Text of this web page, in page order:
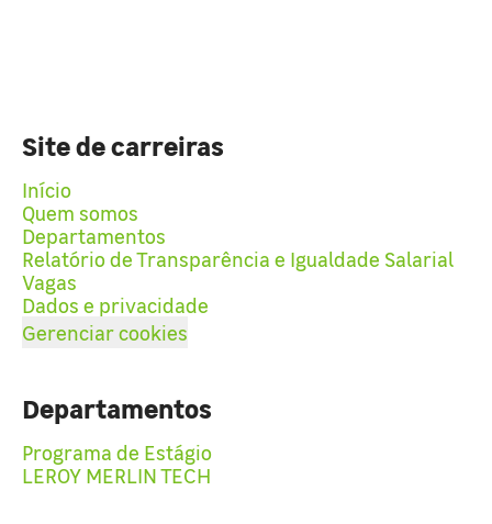
Site de carreiras
Início
Quem somos
Departamentos
Relatório de Transparência e Igualdade Salarial
Vagas
Dados e privacidade
Gerenciar cookies
Departamentos
Programa de Estágio
LEROY MERLIN TECH